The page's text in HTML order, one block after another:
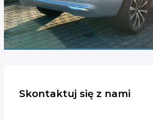
Skontaktuj się z nami